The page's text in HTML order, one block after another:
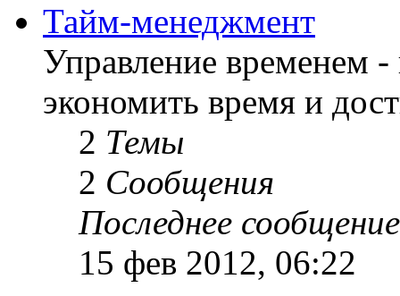
Тайм-менеджмент
Управление временем -
экономить время и
2 Темы
2 Сообщения
Последнее сообщение
15 фев 2012, 06:22